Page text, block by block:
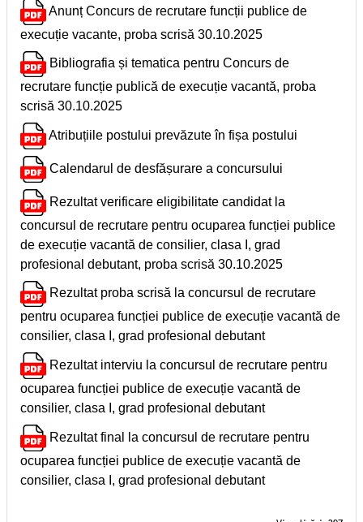
Anunț Concurs de recrutare funcții publice de
execuție vacante, proba scrisă 30.10.2025
Bibliografia și tematica pentru Concurs de
recrutare funcție publică de execuție vacantă, proba
scrisă 30.10.2025
Atribuțiile postului prevăzute în fișa postului
Calendarul de desfășurare a concursului
Rezultat verificare eligibilitate candidat la
concursul de recrutare pentru ocuparea funcției publice
de execuție vacantă de consilier, clasa I, grad
profesional debutant, proba scrisă 30.10.2025
Rezultat proba scrisă la concursul de recrutare
pentru ocuparea funcției publice de execuție vacantă de
consilier, clasa I, grad profesional debutant
Rezultat interviu la concursul de recrutare pentru
ocuparea funcției publice de execuție vacantă de
consilier, clasa I, grad profesional debutant
Rezultat final la concursul de recrutare pentru
ocuparea funcției publice de execuție vacantă de
consilier, clasa I, grad profesional debutant